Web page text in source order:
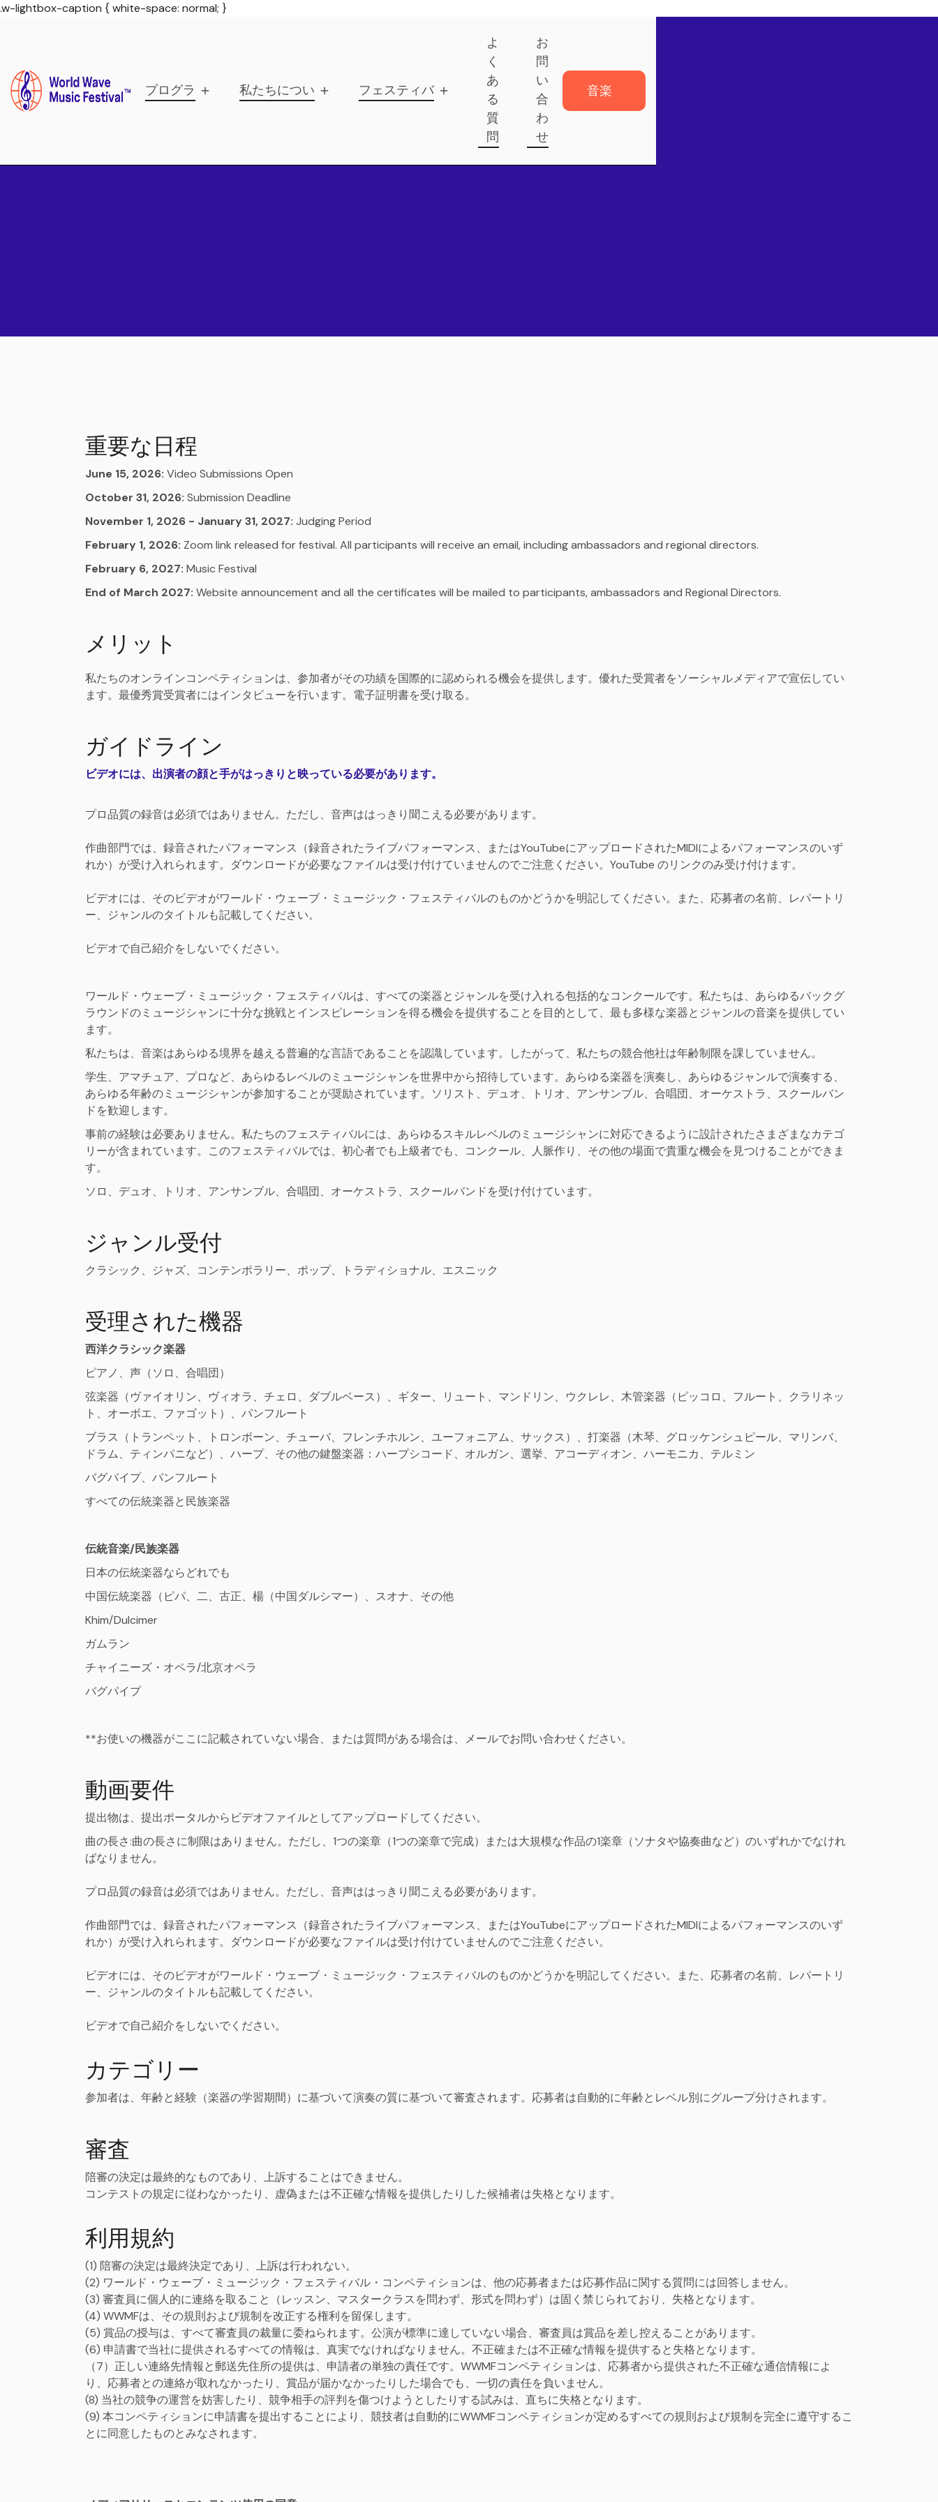
.w-lightbox-caption { white-space: normal; }
プログラム 私たちについて フェスティバル
よ
く
あ
る
質
問
お
問
い
合
わ
せ
音楽
信
重要な日程
June 15, 2026: Video Submissions Open
October 31, 2026: Submission Deadline
November 1, 2026 - January 31, 2027: Judging Period
February 1, 2026: Zoom link released for festival. All participants will receive an email, including ambassadors and regional directors.
February 6, 2027: Music Festival
End of March 2027: Website announcement and all the certificates will be mailed to participants, ambassadors and Regional Directors.
メリット
私たちのオンラインコンペティションは、参加者がその功績を国際的に認められる機会を提供します。優れた受賞者をソーシャルメディアで宣伝してい
ます。最優秀賞受賞者にはインタビューを行います。電子証明書を受け取る。
ガイドライン
ビデオには、出演者の顔と手がはっきりと映っている必要があります。
プロ品質の録音は必須ではありません。ただし、音声ははっきり聞こえる必要があります。
作曲部門では、録音されたパフォーマンス（録音されたライブパフォーマンス、またはYouTubeにアップロードされたMIDIによるパフォーマンスのいず
れか）が受け入れられます。ダウンロードが必要なファイルは受け付けていませんのでご注意ください。YouTube のリンクのみ受け付けます。
ビデオには、そのビデオがワールド・ウェーブ・ミュージック・フェスティバルのものかどうかを明記してください。また、応募者の名前、レパートリ
ー、ジャンルのタイトルも記載してください。
ビデオで自己紹介をしないでください。
ワールド・ウェーブ・ミュージック・フェスティバルは、すべての楽器とジャンルを受け入れる包括的なコンクールです。私たちは、あらゆるバックグ
ラウンドのミュージシャンに十分な挑戦とインスピレーションを得る機会を提供することを目的として、最も多様な楽器とジャンルの音楽を提供してい
ます。
私たちは、音楽はあらゆる境界を越える普遍的な言語であることを認識しています。したがって、私たちの競合他社は年齢制限を課していません。
学生、アマチュア、プロなど、あらゆるレベルのミュージシャンを世界中から招待しています。あらゆる楽器を演奏し、あらゆるジャンルで演奏する、
あらゆる年齢のミュージシャンが参加することが奨励されています。ソリスト、デュオ、トリオ、アンサンブル、合唱団、オーケストラ、スクールバン
ドを歓迎します。
事前の経験は必要ありません。私たちのフェスティバルには、あらゆるスキルレベルのミュージシャンに対応できるように設計されたさまざまなカテゴ
リーが含まれています。このフェスティバルでは、初心者でも上級者でも、コンクール、人脈作り、その他の場面で貴重な機会を見つけることができま
す。
ソロ、デュオ、トリオ、アンサンブル、合唱団、オーケストラ、スクールバンドを受け付けています。
ジャンル受付
クラシック、ジャズ、コンテンポラリー、ポップ、トラディショナル、エスニック
受理された機器
西洋クラシック楽器
ピアノ、声（ソロ、合唱団）
弦楽器（ヴァイオリン、ヴィオラ、チェロ、ダブルベース）、ギター、リュート、マンドリン、ウクレレ、木管楽器（ピッコロ、フルート、クラリネッ
ト、オーボエ、ファゴット）、パンフルート
ブラス（トランペット、トロンボーン、チューバ、フレンチホルン、ユーフォニアム、サックス）、打楽器（木琴、グロッケンシュピール、マリンバ、
ドラム、ティンパニなど）、ハープ、その他の鍵盤楽器：ハープシコード、オルガン、選挙、アコーディオン、ハーモニカ、テルミン
バグパイプ、パンフルート
すべての伝統楽器と民族楽器
伝統音楽/民族楽器
日本の伝統楽器ならどれでも
中国伝統楽器（ピパ、二、古正、楊（中国ダルシマー）、スオナ、その他
Khim/Dulcimer
ガムラン
チャイニーズ・オペラ/北京オペラ
バグパイプ
**お使いの機器がここに記載されていない場合、または質問がある場合は、メールでお問い合わせください。
動画要件
提出物は、提出ポータルからビデオファイルとしてアップロードしてください。
曲の長さ:曲の長さに制限はありません。ただし、1つの楽章（1つの楽章で完成）または大規模な作品の1楽章（ソナタや協奏曲など）のいずれかでなけれ
ばなりません。
プロ品質の録音は必須ではありません。ただし、音声ははっきり聞こえる必要があります。
作曲部門では、録音されたパフォーマンス（録音されたライブパフォーマンス、またはYouTubeにアップロードされたMIDIによるパフォーマンスのいず
れか）が受け入れられます。ダウンロードが必要なファイルは受け付けていませんのでご注意ください。
ビデオには、そのビデオがワールド・ウェーブ・ミュージック・フェスティバルのものかどうかを明記してください。また、応募者の名前、レパートリ
ー、ジャンルのタイトルも記載してください。
ビデオで自己紹介をしないでください。
カテゴリー
参加者は、年齢と経験（楽器の学習期間）に基づいて演奏の質に基づいて審査されます。応募者は自動的に年齢とレベル別にグループ分けされます。
審査
陪審の決定は最終的なものであり、上訴することはできません。
コンテストの規定に従わなかったり、虚偽または不正確な情報を提供したりした候補者は失格となります。
利用規約
(1) 陪審の決定は最終決定であり、上訴は行われない。
(2) ワールド・ウェーブ・ミュージック・フェスティバル・コンペティションは、他の応募者または応募作品に関する質問には回答しません。
(3) 審査員に個人的に連絡を取ること（レッスン、マスタークラスを問わず、形式を問わず）は固く禁じられており、失格となります。
(4) WWMFは、その規則および規制を改正する権利を留保します。
(5) 賞品の授与は、すべて審査員の裁量に委ねられます。公演が標準に達していない場合、審査員は賞品を差し控えることがあります。
(6) 申請書で当社に提供されるすべての情報は、真実でなければなりません。不正確または不正確な情報を提供すると失格となります。
（7）正しい連絡先情報と郵送先住所の提供は、申請者の単独の責任です。WWMFコンペティションは、応募者から提供された不正確な通信情報によ
り、応募者との連絡が取れなかったり、賞品が届かなかったりした場合でも、一切の責任を負いません。
(8) 当社の競争の運営を妨害したり、競争相手の評判を傷つけようとしたりする試みは、直ちに失格となります。
(9) 本コンペティションに申請書を提出することにより、競技者は自動的にWWMFコンペティションが定めるすべての規則および規制を完全に遵守するこ
とに同意したものとみなされます。